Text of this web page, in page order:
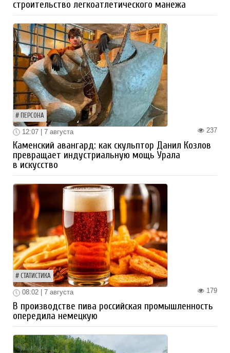
строительство легкоатлетического манежа
ПЕРСОНА
237
12:07 | 7 августа
Каменский авангард: как скульптор Данил Козлов
превращает индустриальную мощь Урала
в искусство
СТАТИСТИКА
179
08:02 | 7 августа
В производстве пива российская промышленность
опередила немецкую